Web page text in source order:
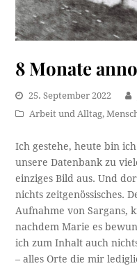
8 Monate
25. September 2022
Arbeit und Alltag,
Ich gestehe, heute bin
unsere Datenbank zu
einziges Bild aus. Und
nichts zeitgenössisches.
Aufnahme von Sargans,
nachdem Marie es
ich zum Inhalt auch
– alles Orte die mir